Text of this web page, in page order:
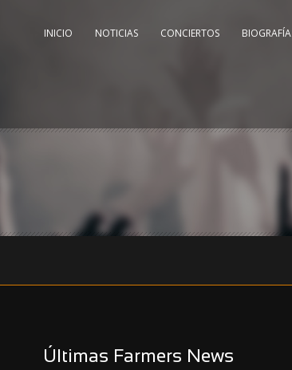
INICIO NOTICIAS CONCIERTOS BIOGRAFÍA
Últimas Farmers News